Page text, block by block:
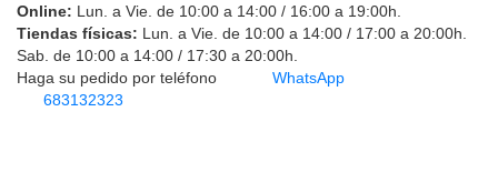
Online: Lun. a Vie. de 10:00 a 14:00 / 16:00 a 19:00h.
Tiendas físicas: Lun. a Vie. de 10:00 a 14:00 / 17:00 a 20:00h.
Sab. de 10:00 a 14:00 / 17:30 a 20:00h.
Haga su pedido por teléfono
683132323
WhatsApp